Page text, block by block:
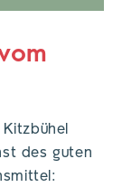
des guten